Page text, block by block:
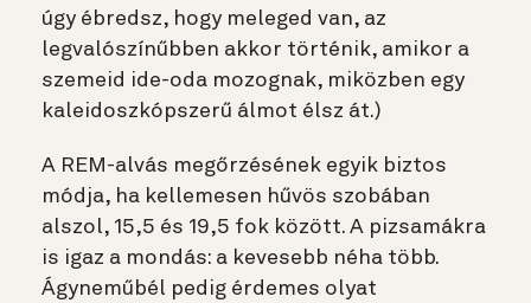
úgy ébredsz, hogy meleged van, az
legvalószínűbben akkor történik, amikor a
szemeid ide-oda mozognak, miközben egy
kaleidoszkópszerű álmot élsz át.)
A REM-alvás megőrzésének egyik biztos
módja, ha kellemesen hűvös szobában
alszol, 15,5 és 19,5 fok között. A pizsamákra
is igaz a mondás: a kevesebb néha több.
Ágyneműbél pedig érdemes olyat